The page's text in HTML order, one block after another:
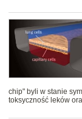
chip" byli w stanie
toksyczność leków